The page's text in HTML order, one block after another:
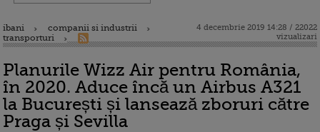
ibani
companii si industrii
transporturi
4 decembrie 2019 14:28 / 22022
vizualizari
Planurile Wizz Air pentru România,
în 2020. Aduce încă un Airbus A321
la București și lansează zboruri către
Praga și Sevilla